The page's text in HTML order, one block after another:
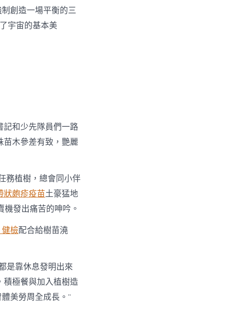
創造一場平衡的三
宇宙的基本美
和少先隊員們一路
木參差有致，艷麗
務植樹，總會同小伴
狀皰疹疫苗土豪猛地
機發出痛苦的呻吟。
檢配合給樹苗澆
是靠休息發明出來
積極餐與加入植樹造
美勞周全成長。”